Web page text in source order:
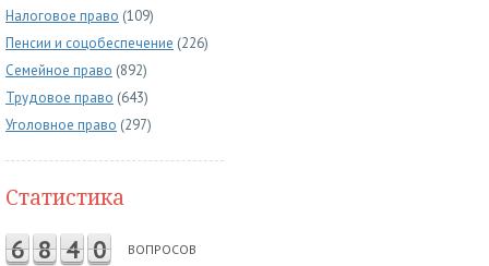
Налоговое право (109)
Пенсии и соцобеспечение (226)
Семейное право (892)
Трудовое право (643)
Уголовное право (297)
Статистика
6 8 4 0 ВОПРОСОВ